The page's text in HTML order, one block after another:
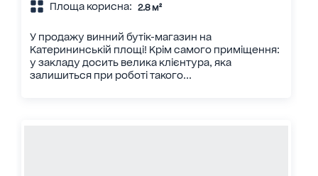
Площа корисна: 2.8 м²
У продажу винний бутік-магазин на
Катерининській площі! Крім самого приміщення:
у закладу досить велика клієнтура, яка
залишиться при роботі такого...